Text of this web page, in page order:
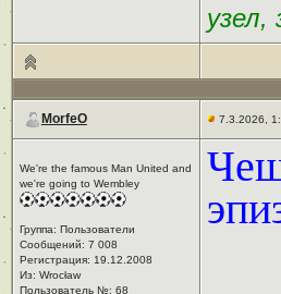
узел,
MorfeO 7.3.2026,
We're the famous Man United and
we're going to Wembley
Группа: Пользователи
Сообщений: 7 008
Регистрация: 19.12.2008
Из: Wrocław
Пользователь №: 68